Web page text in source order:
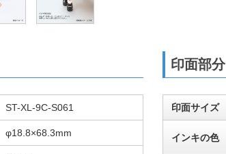
ST-XL-9C-S061
φ18.8×68.3mm
印面部分
印面サイズ
インキの色